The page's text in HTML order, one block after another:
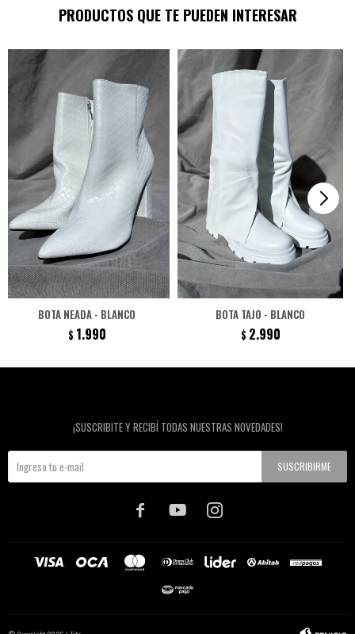
PRODUCTOS QUE TE PUEDEN INTERESAR
BOTA NEADA - BLANCO
$ 1.990
BOTA TAJO - BLANCO
$ 2.990
¡SUSCRIBITE Y RECIBÍ TODAS NUESTRAS NOVEDADES!
SUSCRIBIRME
  